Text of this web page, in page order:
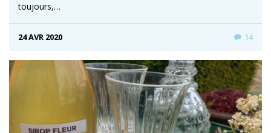
toujours,…
24 AVR 2020 14